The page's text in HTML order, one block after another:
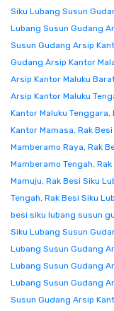
Siku Lubang Susun
Lubang Susun Gudang
Susun Gudang Arsip
Gudang Arsip Kantor
Arsip Kantor Maluku
Arsip Kantor Maluku
Kantor Maluku Tenggara,
Kantor Mamasa, Rak
Mamberamo Raya, Rak
Mamberamo Tengah,
Mamuju, Rak Besi Siku
Tengah, Rak Besi Siku
besi siku lubang susun
Siku Lubang Susun
Lubang Susun Gudang
Lubang Susun Gudang
Lubang Susun Gudang
Susun Gudang Arsip